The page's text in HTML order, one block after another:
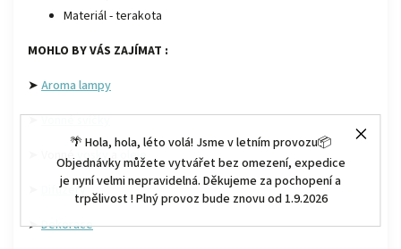
🌴 Hola, hola, léto volá! Jsme v letním provozu📦
Objednávky můžete vytvářet bez omezení, expedice
je nyní velmi nepravidelná. Děkujeme za pochopení a
trpělivost ! Plný provoz bude znovu od 1.9.2026
Materiál - terakota
MOHLO BY VÁS ZAJÍMAT :
➤ Aroma lampy
➤Vonné svíčky
➤ Vonné
vosky a
oleje
Difuzéry
➤Dekorace